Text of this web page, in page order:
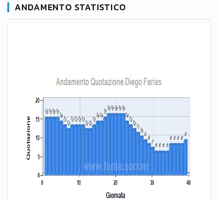
ANDAMENTO STATISTICO